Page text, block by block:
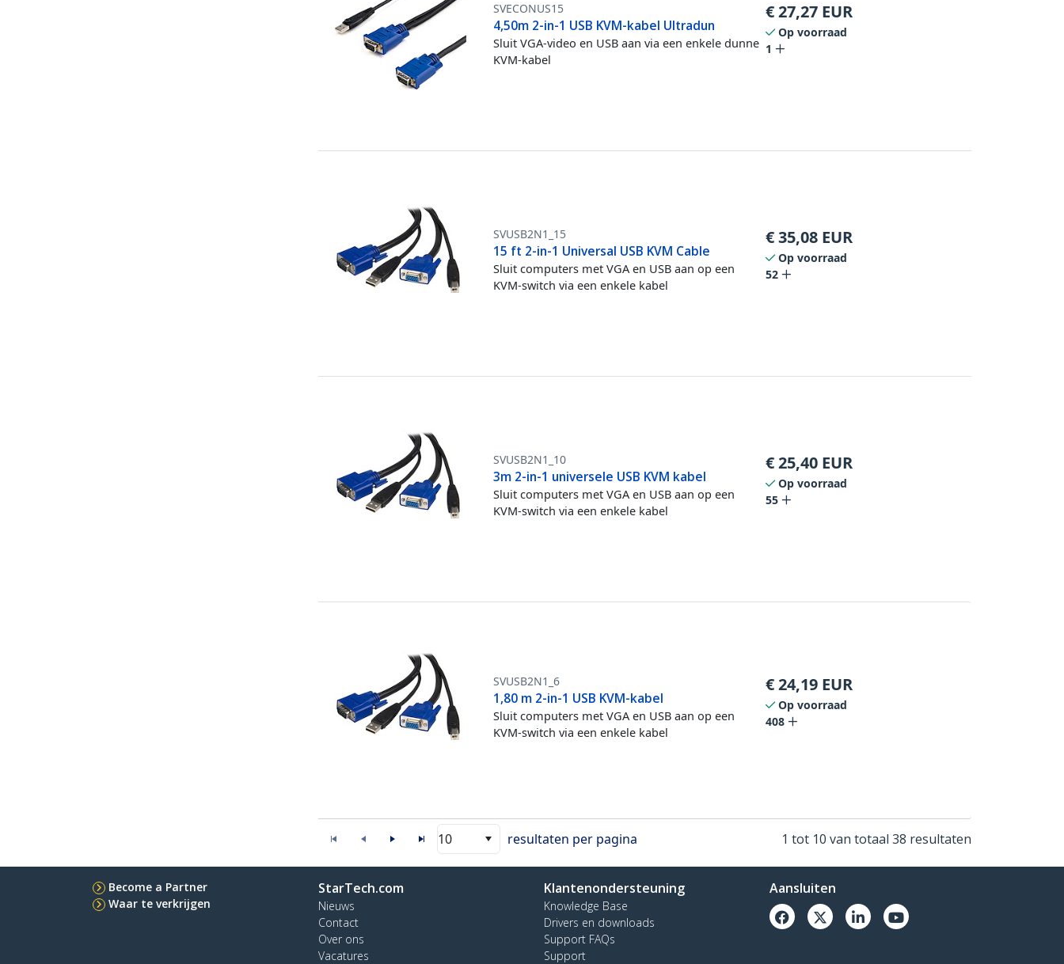
SVECONUS15
4,50m 2-in-1 USB KVM-kabel Ultradun
Sluit VGA-video en USB aan via een enkele dunne
KVM-kabel
€27,27 EUR
Op voorraad
1
SVUSB2N1_15
15 ft 2-in-1 Universal USB KVM Cable
Sluit computers met VGA en USB aan op een
KVM-switch via een enkele kabel
€35,08 EUR
Op voorraad
52
SVUSB2N1_10
3m 2-in-1 universele USB KVM kabel
Sluit computers met VGA en USB aan op een
KVM-switch via een enkele kabel
€25,40 EUR
Op voorraad
55
SVUSB2N1_6
1,80 m 2-in-1 USB KVM-kabel
Sluit computers met VGA en USB aan op een
KVM-switch via een enkele kabel
€24,19 EUR
Op voorraad
408
10 resultaten per pagina 1 tot 10 van totaal 38 resultaten
Become a Partner
Waar te verkrijgen
StarTech.com
Nieuws
Contact
Over ons
Vacatures
Klantenondersteuning
Knowledge Base
Drivers en downloads
Support FAQs
Support
Aansluiten